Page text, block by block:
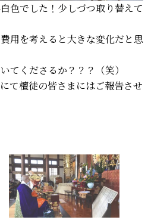
色でした！少しづつ取り替えて
用を考えると大きな変化だと思
てくださるか？？？（笑）
て檀徒の皆さまにはご報告させ